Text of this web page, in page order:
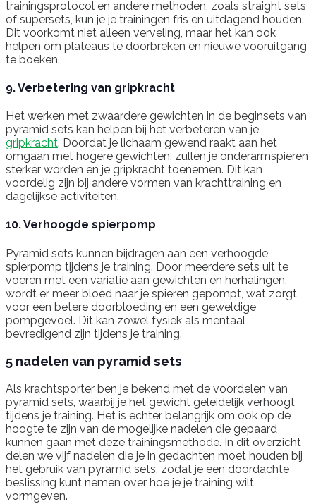
trainingsprotocol en andere methoden, zoals straight sets
of supersets, kun je je trainingen fris en uitdagend houden.
Dit voorkomt niet alleen verveling, maar het kan ook
helpen om plateaus te doorbreken en nieuwe vooruitgang
te boeken.
9. Verbetering van gripkracht
Het werken met zwaardere gewichten in de beginsets van
pyramid sets kan helpen bij het verbeteren van je
gripkracht. Doordat je lichaam gewend raakt aan het
omgaan met hogere gewichten, zullen je onderarmspieren
sterker worden en je gripkracht toenemen. Dit kan
voordelig zijn bij andere vormen van krachttraining en
dagelijkse activiteiten.
10. Verhoogde spierpomp
Pyramid sets kunnen bijdragen aan een verhoogde
spierpomp tijdens je training. Door meerdere sets uit te
voeren met een variatie aan gewichten en herhalingen,
wordt er meer bloed naar je spieren gepompt, wat zorgt
voor een betere doorbloeding en een geweldige
pompgevoel. Dit kan zowel fysiek als mentaal
bevredigend zijn tijdens je training.
5 nadelen van pyramid sets
Als krachtsporter ben je bekend met de voordelen van
pyramid sets, waarbij je het gewicht geleidelijk verhoogt
tijdens je training. Het is echter belangrijk om ook op de
hoogte te zijn van de mogelijke nadelen die gepaard
kunnen gaan met deze trainingsmethode. In dit overzicht
delen we vijf nadelen die je in gedachten moet houden bij
het gebruik van pyramid sets, zodat je een doordachte
beslissing kunt nemen over hoe je je training wilt
vormgeven.